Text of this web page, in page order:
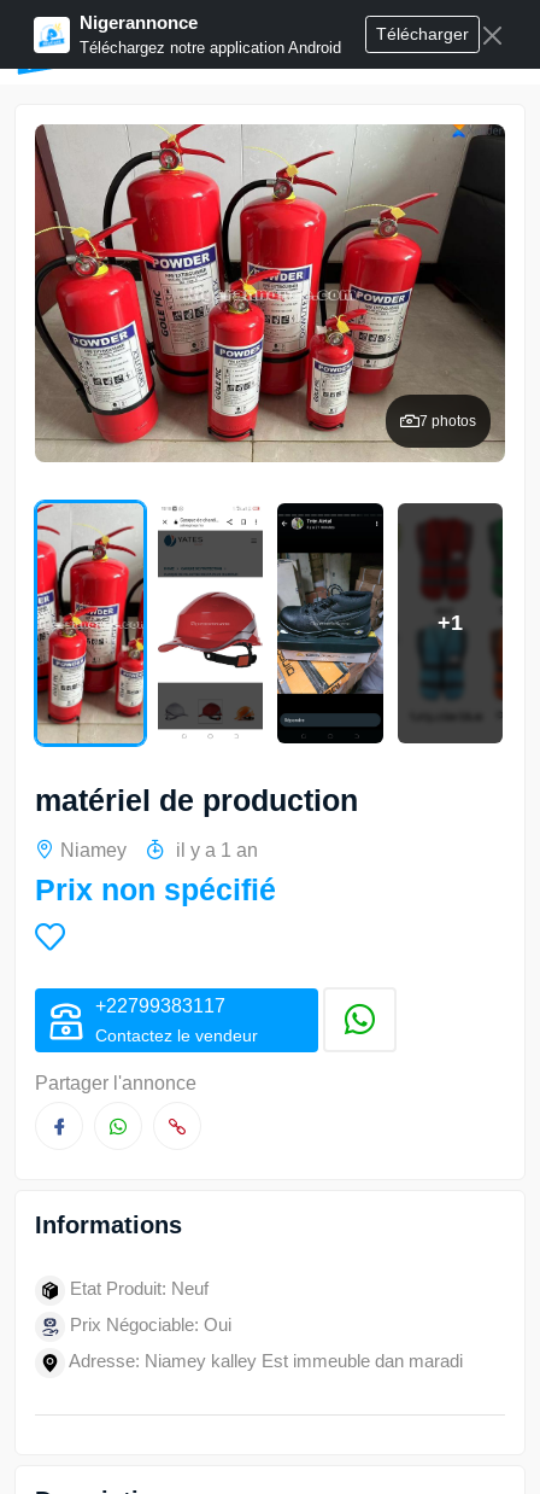
Nigerannonce
Téléchargez notre application Android
Télécharger
Publier annonces
7 photos
+1
matériel de production
Niamey il y a 1 an
Prix non spécifié
+22799383117
Contactez le vendeur
Partager l'annonce
Informations
Etat Produit: Neuf
Prix Négociable: Oui
Adresse: Niamey kalley Est immeuble dan maradi